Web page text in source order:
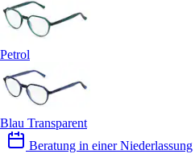
Petrol
Blau Transparent
Beratung in einer Niederlassung